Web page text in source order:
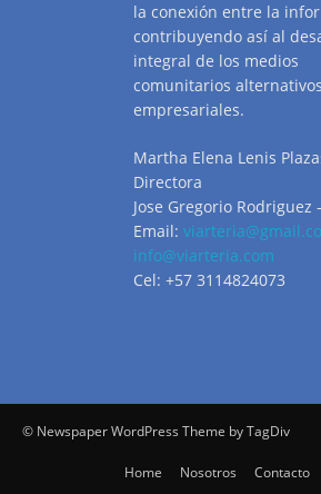
la conexión entre la
contribuyendo así al
integral de los medios
comunitarios
empresariales.
Martha Elena Lenis
Directora
Jose Gregorio Rodriguez
Email:
info@viarteria.com
Cel: +57 3114824073
© Newspaper WordPress Theme by TagDiv
Home Nosotros Contacto